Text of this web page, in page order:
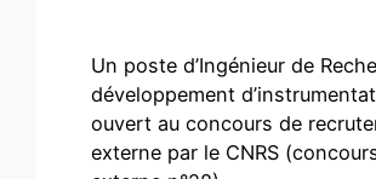
Un poste d’Ingénieur de
développement
ouvert au concours de
externe par le CNRS